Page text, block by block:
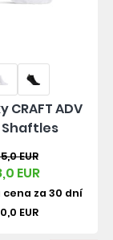
CRAFT ADV
Shaftles
EUR
EUR
cena za 30 dní
EUR